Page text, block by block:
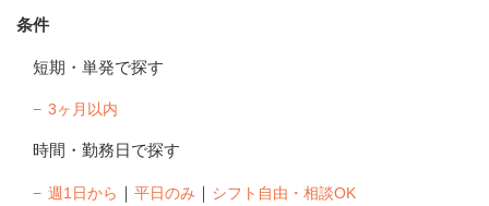
条件
短期・単発で探す
3ヶ月以内
時間・勤務日で探す
週1日から ｜ 平日のみ ｜ シフト自由・相談OK